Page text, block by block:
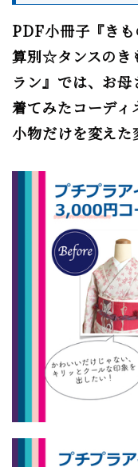
PDF小冊子『き
算別☆タンスのき
ラン』 では、お
着てみたコーディ
小物だけを変え